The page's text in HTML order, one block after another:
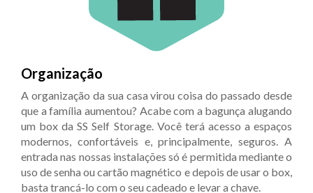
Organização
A organização da sua casa virou coisa do passado desde
que a família aumentou? Acabe com a bagunça alugando
um box da SS Self Storage. Você terá acesso a espaços
modernos, confortáveis e, principalmente, seguros. A
entrada nas nossas instalações só é permitida mediante o
uso de senha ou cartão magnético e depois de usar o box,
basta trancá-lo com o seu cadeado e levar a chave.